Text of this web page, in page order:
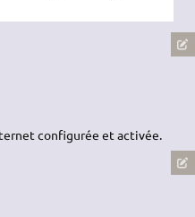
configurée et activée.